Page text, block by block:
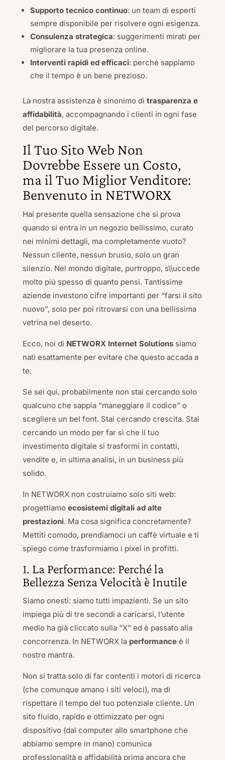
Supporto tecnico continuo: un team di esperti
sempre disponibile per risolvere ogni esigenza.
Consulenza strategica: suggerimenti mirati per
migliorare la tua presenza online.
Interventi rapidi ed efficaci: perché sappiamo
che il tempo è un bene prezioso.
La nostra assistenza è sinonimo di trasparenza e
affidabilità, accompagnando i clienti in ogni fase
del percorso digitale.
Il Tuo Sito Web Non
Dovrebbe Essere un Costo,
ma il Tuo Miglior Venditore:
Benvenuto in NETWORX
Hai presente quella sensazione che si prova
quando si entra in un negozio bellissimo, curato
nei minimi dettagli, ma completamente vuoto?
Nessun cliente, nessun brusio, solo un gran
silenzio. Nel mondo digitale, purtroppo, s\\uccede
molto più spesso di quanto pensi. Tantissime
aziende investono cifre importanti per “farsi il sito
nuovo”, solo per poi ritrovarsi con una bellissima
vetrina nel deserto.
Ecco, noi di NETWORX Internet Solutionssiamo
nati esattamente per evitare che questo accada a
te.
Se sei qui, probabilmente non stai cercando solo
qualcuno che sappia “maneggiare il codice” o
scegliere un bel font. Stai cercando crescita. Stai
cercando un modo per far sì che il tuo
investimento digitale si trasformi in contatti,
vendite e, in ultima analisi, in un business più
solido.
In NETWORX non costruiamo solo siti web:
progettiamo ecosistemi digitali ad alte
prestazioni. Ma cosa significa concretamente?
Mettiti comodo, prendiamoci un caffè virtuale e ti
spiego come trasformiamo i pixel in profitti.
1. La Performance: Perché la
Bellezza Senza Velocità è Inutile
Siamo onesti: siamo tutti impazienti. Se un sito
impiega più di tre secondi a caricarsi, l’utente
medio ha già cliccato sulla “X” ed è passato alla
concorrenza. In NETWORX la performanceè il
nostro mantra.
Non si tratta solo di far contenti i motori di ricerca
(che comunque amano i siti veloci), ma di
rispettare il tempo del tuo potenziale cliente. Un
sito fluido, rapido e ottimizzato per ogni
dispositivo (dal computer allo smartphone che
abbiamo sempre in mano) comunica
professionalità e affidabilità prima ancora che